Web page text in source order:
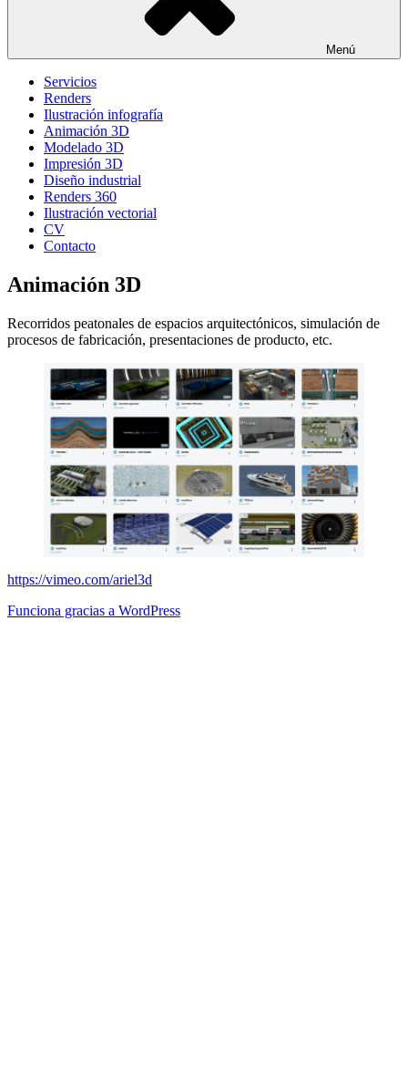
Menú
Servicios
Renders
Ilustración infografía
Animación 3D
Modelado 3D
Impresión 3D
Diseño industrial
Renders 360
Ilustración vectorial
CV
Contacto
Animación 3D
Recorridos peatonales de espacios arquitectónicos, simulación de
procesos de fabricación, presentaciones de producto, etc.
https://vimeo.com/ariel3d
Funciona gracias a WordPress